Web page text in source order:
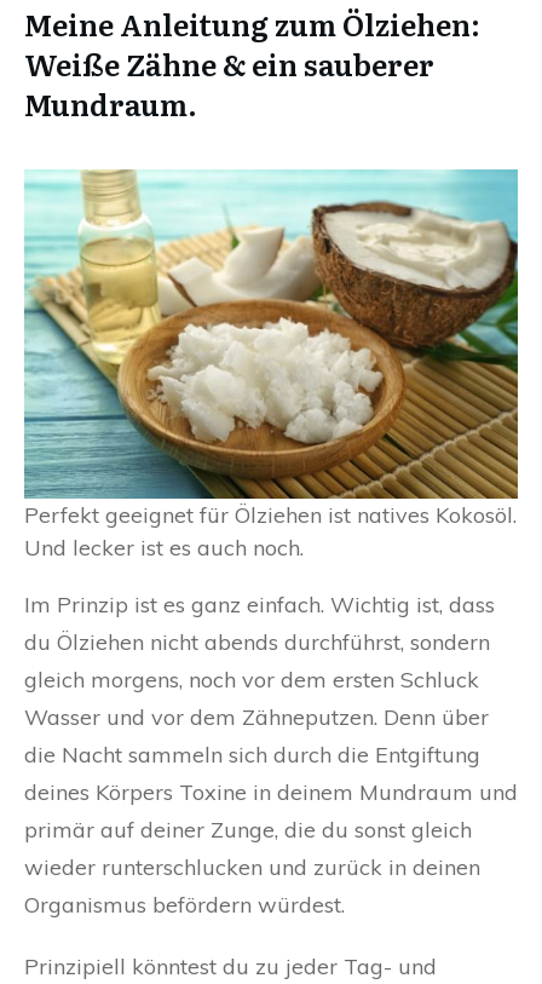
Meine Anleitung zum Ölziehen:
Weiße Zähne & ein sauberer
Mundraum.
Perfekt geeignet für Ölziehen ist natives Kokosöl.
Und lecker ist es auch noch.
Im Prinzip ist es ganz einfach. Wichtig ist, dass
du Ölziehen nicht abends durchführst, sondern
gleich morgens, noch vor dem ersten Schluck
Wasser und vor dem Zähneputzen. Denn über
die Nacht sammeln sich durch die Entgiftung
deines Körpers Toxine in deinem Mundraum und
primär auf deiner Zunge, die du sonst gleich
wieder runterschlucken und zurück in deinen
Organismus befördern würdest.
Prinzipiell könntest du zu jeder Tag- und